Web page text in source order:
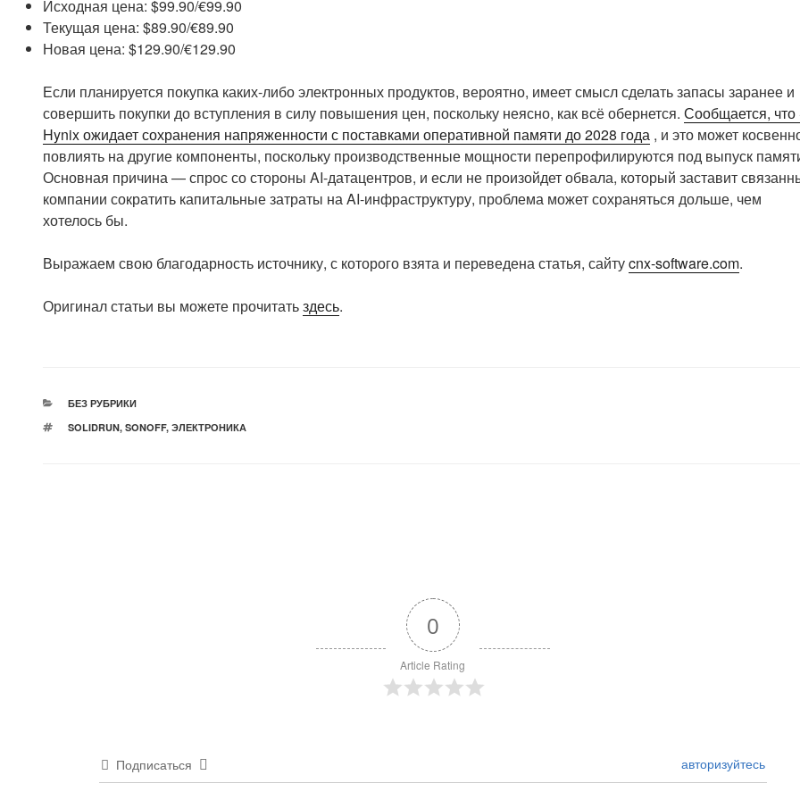
Исходная цена: $99.90/€99.90
Текущая цена: $89.90/€89.90
Новая цена: $129.90/€129.90
Если планируется покупка каких-либо электронных продуктов, вероятно, имеет смысл сделать запасы заранее и
совершить покупки до вступления в силу повышения цен, поскольку неясно, как всё обернется. Сообщается, что
Hynix ожидает сохранения напряженности с поставками оперативной памяти до 2028 года , и это может
повлиять на другие компоненты, поскольку производственные мощности перепрофилируются под выпуск
Основная причина — спрос со стороны AI-датацентров, и если не произойдет обвала, который заставит
компании сократить капитальные затраты на AI-инфраструктуру, проблема может сохраняться дольше, чем
хотелось бы.
Выражаем свою благодарность источнику, с которого взята и переведена статья, сайтуcnx-software.com.
Оригинал статьи вы можете прочитатьздесь.
РУБРИКИ
БЕЗ РУБРИКИ
МЕТКИ
SOLIDRUN, SONOFF, ЭЛЕКТРОНИКА
0
Article Rating
Подписаться авторизуйтесь